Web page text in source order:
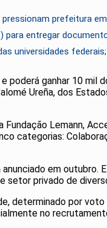
prefeitura
entregar
universidades
poderá ganhar 10
Ureña, dos
Lemann,
categorias:
em
setor privado de
determinado por
no